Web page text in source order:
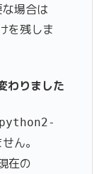
場合は
を残しま
わりました
ん。
在の